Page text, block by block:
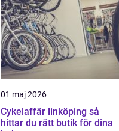
01 maj 2026
Cykelaffär linköping så
hittar du rätt butik för dina